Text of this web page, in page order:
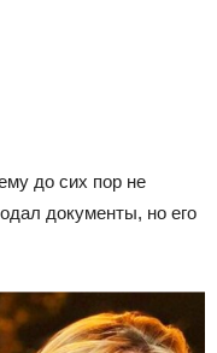
до сих пор не
документы, но его